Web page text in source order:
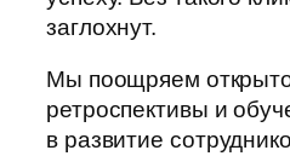
заглохнут.
Мы поощряем
ретроспективы и
в развитие